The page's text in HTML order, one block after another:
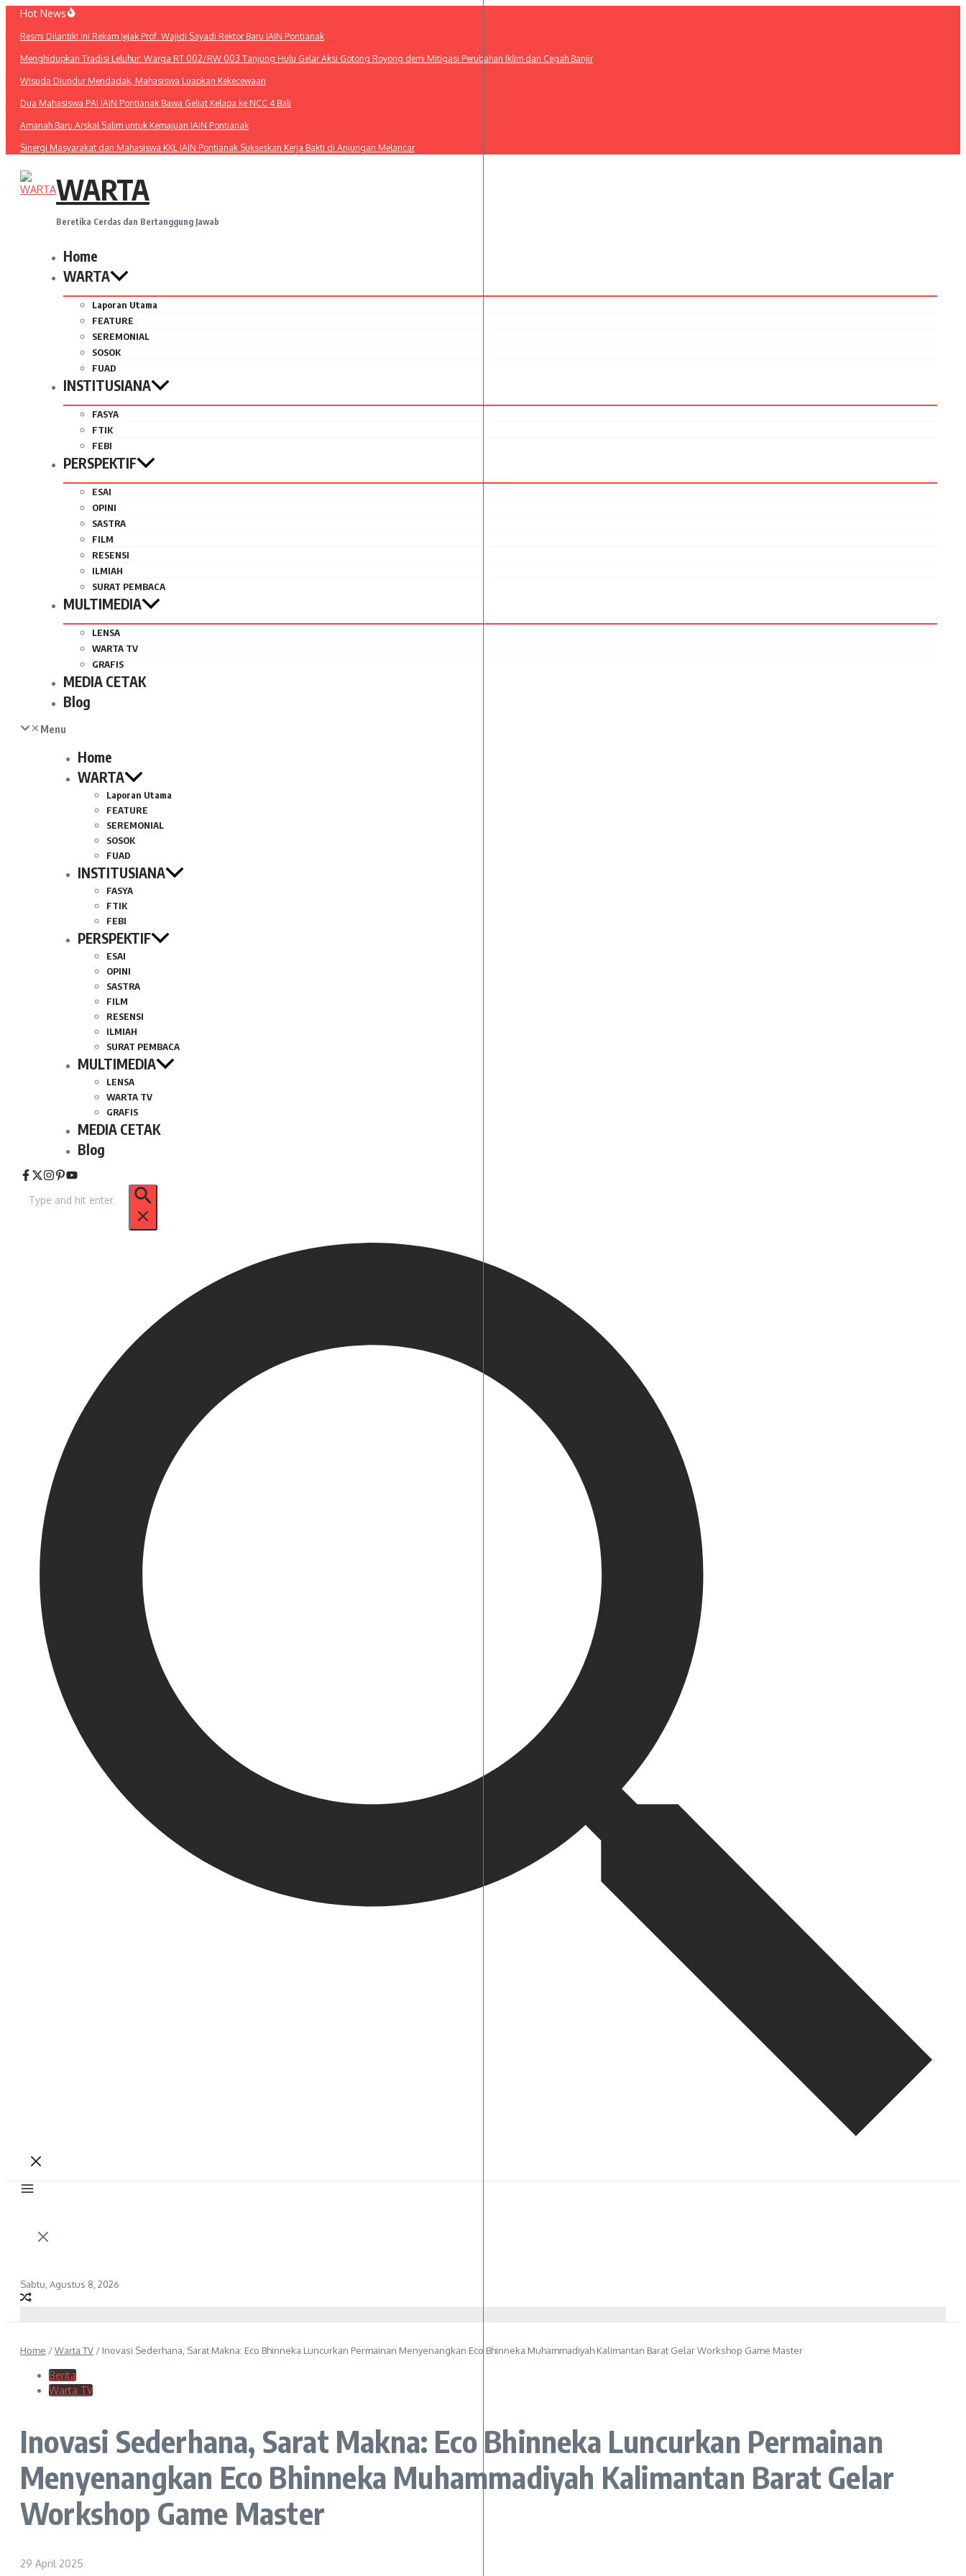
Lewati
konten
Hot News
Resmi Dilantik! Ini Rekam Jejak Prof. Wajidi Sayadi Rektor Baru IAIN Pontianak
Menghidupkan Tradisi Leluhur: Warga RT 002/RW 003 Tanjung Hulu Gelar Aksi Gotong Royong demi Mitigasi Perubahan Iklim dan Cegah Banjir
Wisuda Diundur Mendadak, Mahasiswa Luapkan Kekecewaan
Dua Mahasiswa PAI IAIN Pontianak Bawa Geliat Kelapa ke NCC 4 Bali
Amanah Baru Arskal Salim untuk Kemajuan IAIN Pontianak
Sinergi Masyarakat dan Mahasiswa KKL IAIN Pontianak Sukseskan Kerja Bakti di Anjungan Melancar
WARTA
Beretika Cerdas dan Bertanggung Jawab
Home
WARTA
Laporan Utama
FEATURE
SEREMONIAL
SOSOK
FUAD
INSTITUSIANA
FASYA
FTIK
FEBI
PERSPEKTIF
ESAI
OPINI
SASTRA
FILM
RESENSI
ILMIAH
SURAT PEMBACA
MULTIMEDIA
LENSA
WARTA TV
GRAFIS
MEDIA CETAK
Blog
Menu
Home
WARTA
Laporan Utama
FEATURE
SEREMONIAL
SOSOK
FUAD
INSTITUSIANA
FASYA
FTIK
FEBI
PERSPEKTIF
ESAI
OPINI
SASTRA
FILM
RESENSI
ILMIAH
SURAT PEMBACA
MULTIMEDIA
LENSA
WARTA TV
GRAFIS
MEDIA CETAK
Blog
untuk:
Sabtu, Agustus 8, 2026
Home /Warta TV / Inovasi Sederhana, Sarat Makna: Eco Bhinneka Luncurkan Permainan Menyenangkan Eco Bhinneka Muhammadiyah Kalimantan Barat Gelar Workshop Game Master
Berita
Warta TV
Inovasi Sederhana, Sarat Makna: Eco Bhinneka Luncurkan Permainan
Menyenangkan Eco Bhinneka Muhammadiyah Kalimantan Barat Gelar
Workshop Game Master
29 April 2025